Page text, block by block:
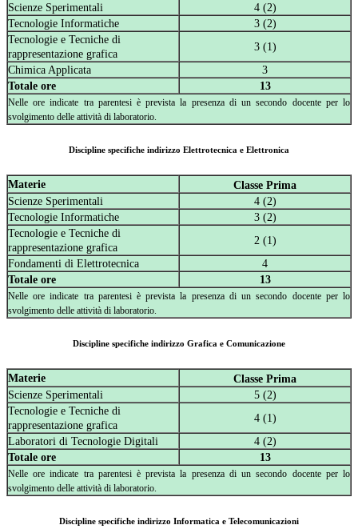
Scienze Sperimentali
4 (2)
Tecnologie Informatiche
3 (2)
Tecnologie e Tecniche di
rappresentazione grafica
3 (1)
Chimica Applicata
3
Totale ore
13
Nelle ore indicate tra parentesi è prevista la presenza di un secondo docente per lo
svolgimento delle attività di laboratorio.
Discipline specifiche indirizzo Elettrotecnica e Elettronica
Materie
Classe Prima
Scienze Sperimentali
4 (2)
Tecnologie Informatiche
3 (2)
Tecnologie e Tecniche di
rappresentazione grafica
2 (1)
Fondamenti di Elettrotecnica
4
Totale ore
13
Nelle ore indicate tra parentesi è prevista la presenza di un secondo docente per lo
svolgimento delle attività di laboratorio.
Discipline specifiche indirizzo Grafica e Comunicazione
Materie
Classe Prima
Scienze Sperimentali
5 (2)
Tecnologie e Tecniche di
rappresentazione grafica
4 (1)
Laboratori di Tecnologie Digitali
4 (2)
Totale ore
13
Nelle ore indicate tra parentesi è prevista la presenza di un secondo docente per lo
svolgimento delle attività di laboratorio.
Discipline specifiche indirizzo Informatica e Telecomunicazioni